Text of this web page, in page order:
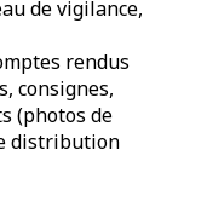
de vigilance,
rendus
consignes,
(photos de
distribution